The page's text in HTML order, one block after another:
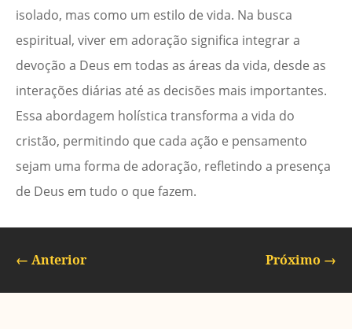
isolado, mas como um estilo de vida. Na busca
espiritual, viver em adoração significa integrar a
devoção a Deus em todas as áreas da vida, desde as
interações diárias até as decisões mais importantes.
Essa abordagem holística transforma a vida do
cristão, permitindo que cada ação e pensamento
sejam uma forma de adoração, refletindo a presença
de Deus em tudo o que fazem.
← Anterior Próximo →